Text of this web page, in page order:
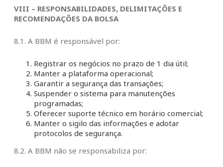
VIII – RESPONSABILIDADES, DELIMITAÇÕES E
RECOMENDAÇÕES DA BOLSA
8.1. A BBM é responsável por:
Registrar os negócios no prazo de 1 dia útil;
Manter a plataforma operacional;
Garantir a segurança das transações;
Suspender o sistema para manutenções
programadas;
Oferecer suporte técnico em horário comercial;
Manter o sigilo das informações e adotar
protocolos de segurança.
8.2. A BBM não se responsabiliza por: